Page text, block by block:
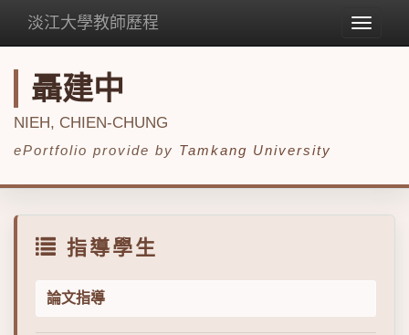
Toggle
淡江大學教師歷程
聶建中
NIEH, CHIEN-CHUNG
ePortfolio provide by Tamkang University
指導學生
論文指導